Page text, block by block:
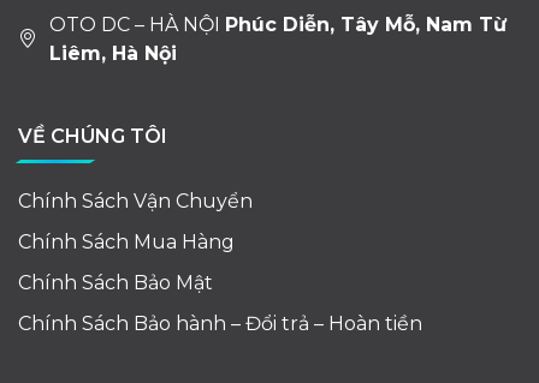
OTO DC – HÀ NỘI Phúc Diễn, Tây Mỗ, Nam Từ
Liêm, Hà Nội
VỀ CHÚNG TÔI
Chính Sách Vận Chuyển
Chính Sách Mua Hàng
Chính Sách Bảo Mật
Chính Sách Bảo hành – Đổi trả – Hoàn tiền